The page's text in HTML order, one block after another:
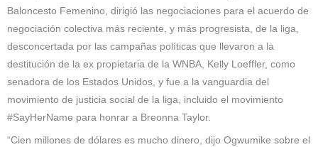
Baloncesto Femenino, dirigió las negociaciones para el acuerdo de
negociación colectiva más reciente, y más progresista, de la liga,
desconcertada por las campañas políticas que llevaron a la
destitución de la ex propietaria de la WNBA, Kelly Loeffler, como
senadora de los Estados Unidos, y fue a la vanguardia del
movimiento de justicia social de la liga, incluido el movimiento
#SayHerName para honrar a Breonna Taylor.
“Cien millones de dólares es mucho dinero, dijo Ogwumike sobre el